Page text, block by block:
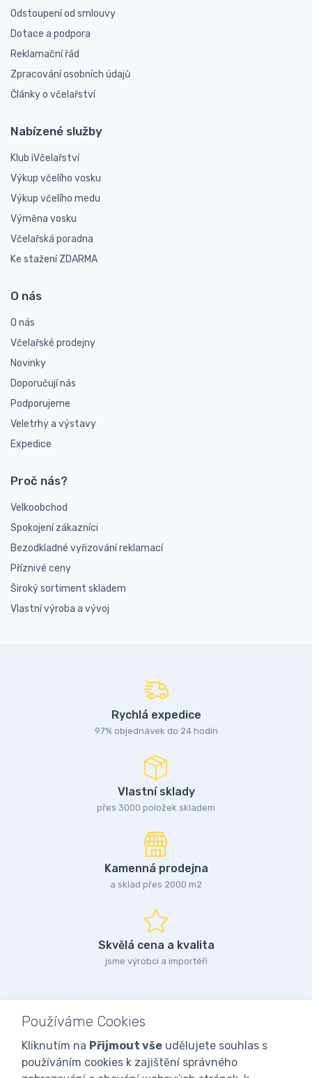
Odstoupení od smlouvy
Dotace a podpora
Reklamační řád
Zpracování osobních údajů
Články o včelařství
Nabízené služby
Klub iVčelařství
Výkup včelího vosku
Výkup včelího medu
Výměna vosku
Včelařská poradna
Ke stažení ZDARMA
O nás
O nás
Včelařské prodejny
Novinky
Doporučují nás
Podporujeme
Veletrhy a výstavy
Expedice
Proč nás?
Velkoobchod
Spokojení zákazníci
Bezodkladné vyřizování reklamací
Příznivé ceny
Široký sortiment skladem
Vlastní výroba a vývoj
Rychlá expedice
97% objednávek do 24 hodin
Vlastní sklady
přes 3000 položek skladem
Kamenná prodejna
a sklad přes 2000 m2
Skvělá cena a kvalita
jsme výrobci a importéři
Používáme Cookies
Kliknutím na Přijmout vše udělujete souhlas s
používáním cookies k zajištění správného